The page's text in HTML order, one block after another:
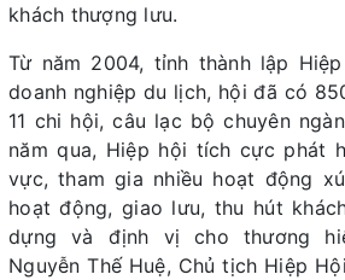
khách thượng lưu.
Từ năm 2004, tỉnh thành lập
doanh nghiệp du lịch, hội đã có
11 chi hội, câu lạc bộ chuyên
năm qua, Hiệp hội tích cực phát
vực, tham gia nhiều hoạt động
hoạt động, giao lưu, thu hút
dựng và định vị cho thương
Nguyễn Thế Huệ, Chủ tịch Hiệp